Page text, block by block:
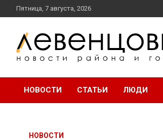
перейти
к
Пятница, 7 августа, 2026
Левенцовка Ру
НОВОСТИ СТАТЬИ ЛЮДИ
НОВОСТИ